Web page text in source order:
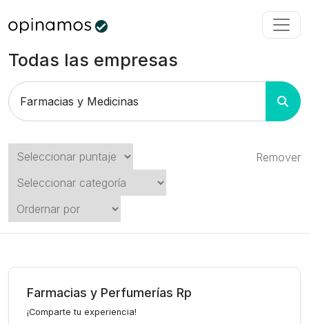
Todas las empresas
Remover
Farmacias y Perfumerías Rp
¡Comparte tu experiencia!